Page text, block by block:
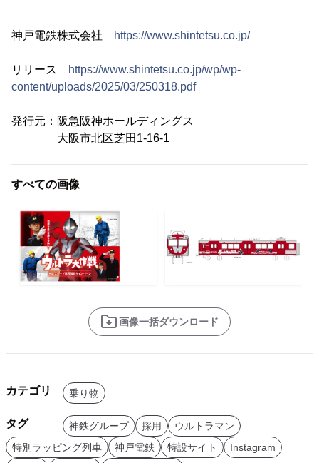
神戸電鉄株式会社 https://www.shintetsu.co.jp/
リリース
https://www.shintetsu.co.jp/wp/wp-
content/uploads/2025/03/250318.pdf
発行元：阪急阪神ホールディングス
大阪市北区芝田1-16-1
すべての画像
画像一括ダウンロード
カテゴリ 乗り物
タグ 神鉄グループ 採用
ウルトラマン
特別ラッピング列車
神戸電鉄 特設サイト
Instagram